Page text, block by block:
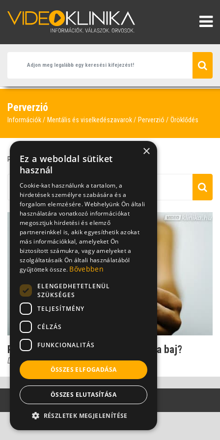
Perverzió
Információk Mentális és viselkedészavarok Perverzió Öröklődés
perverzió öröklődés transzszexualitás
Perverzió a családban: Öröklődhet a baj?
Dr. Czeizel Endre
×
Ez a weboldal sütiket
használ
Cookie-kat használunk a tartalom, a
hirdetések személyre szabására és a
forgalom elemzésére. Webhelyünk Ön általi
használatára vonatkozó információkat
megosztjuk hirdetési és elemző
partnereinkkel is, akik egyesíthetik azokat
más információkkal, amelyeket Ön
biztosított számukra, vagy amelyeket a
szolgáltatásaik Ön általi használatából
gyűjtöttek össze. Bővebben
ELENGEDHETETLENÜL
SZÜKSÉGES
TELJESÍTMÉNY
CÉLZÁS
FUNKCIONALITÁS
ÖSSZES ELFOGADÁSA
ÖSSZES ELUTASÍTÁSA
RÉSZLETEK MEGJELENÍTÉSE